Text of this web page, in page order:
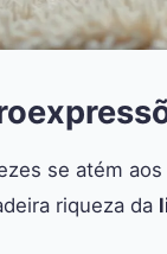
se atém
riqueza da